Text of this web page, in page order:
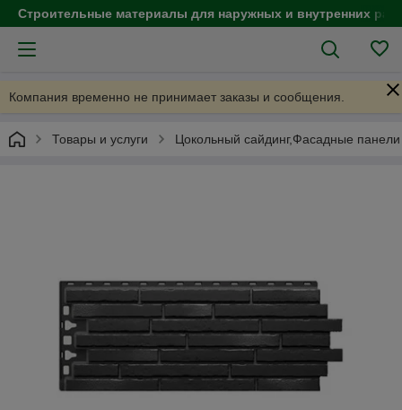
Строительные материалы для наружных и внутренних
Компания временно не принимает заказы и сообщения.
Товары и услуги Цокольный сайдинг,Фасадные